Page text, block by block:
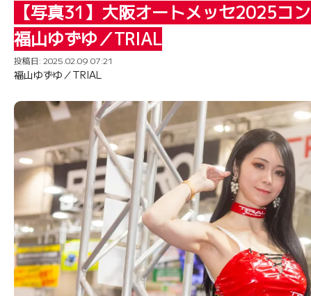
【写真31】大阪オートメッセ2025コ
福山ゆずゆ／TRIAL
投稿日: 2025.02.09 07:21
福山ゆずゆ／TRIAL